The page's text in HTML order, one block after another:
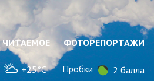
ЧИТАЕМОЕ ФОТОРЕПОРТАЖИ
+25°C Пробки 2 балла